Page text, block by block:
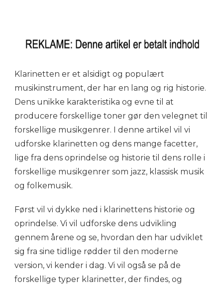
Klarinetten er et alsidigt og populært
musikinstrument, der har en lang og rig historie.
Dens unikke karakteristika og evne til at
producere forskellige toner gør den velegnet til
forskellige musikgenrer. I denne artikel vil vi
udforske klarinetten og dens mange facetter,
lige fra dens oprindelse og historie til dens rolle i
forskellige musikgenrer som jazz, klassisk musik
og folkemusik.
Først vil vi dykke ned i klarinettens historie og
oprindelse. Vi vil udforske dens udvikling
gennem årene og se, hvordan den har udviklet
sig fra sine tidlige rødder til den moderne
version, vi kender i dag. Vi vil også se på de
forskellige typer klarinetter, der findes, og